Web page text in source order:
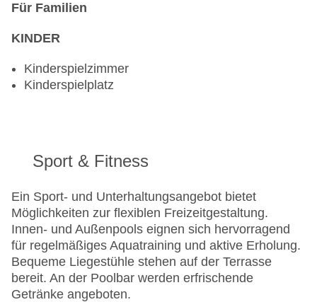
Für Familien
KINDER
Kinderspielzimmer
Kinderspielplatz
Sport & Fitness
Ein Sport- und Unterhaltungsangebot bietet
Möglichkeiten zur flexiblen Freizeitgestaltung.
Innen- und Außenpools eignen sich hervorragend
für regelmäßiges Aquatraining und aktive Erholung.
Bequeme Liegestühle stehen auf der Terrasse
bereit. An der Poolbar werden erfrischende
Getränke angeboten.